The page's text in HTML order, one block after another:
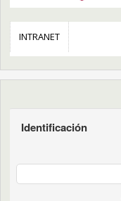
INTRANET
Identificación